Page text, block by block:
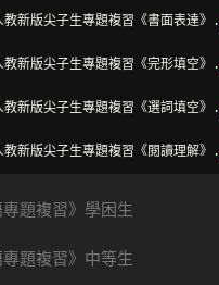
教新版尖子生專題複習《書面表達》.
教新版尖子生專題複習《完形填空》.
教新版尖子生專題複習《選詞填空》.
教新版尖子生專題複習《閱讀理解》.
題複習》學困生
題複習》中等生